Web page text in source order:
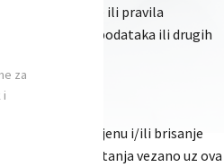
za informacije ili pravila
osobnih podataka ili drugih
kao i izmjenu i/ili brisanje
bilo kakvih pitanja vezano uz ova
za
i